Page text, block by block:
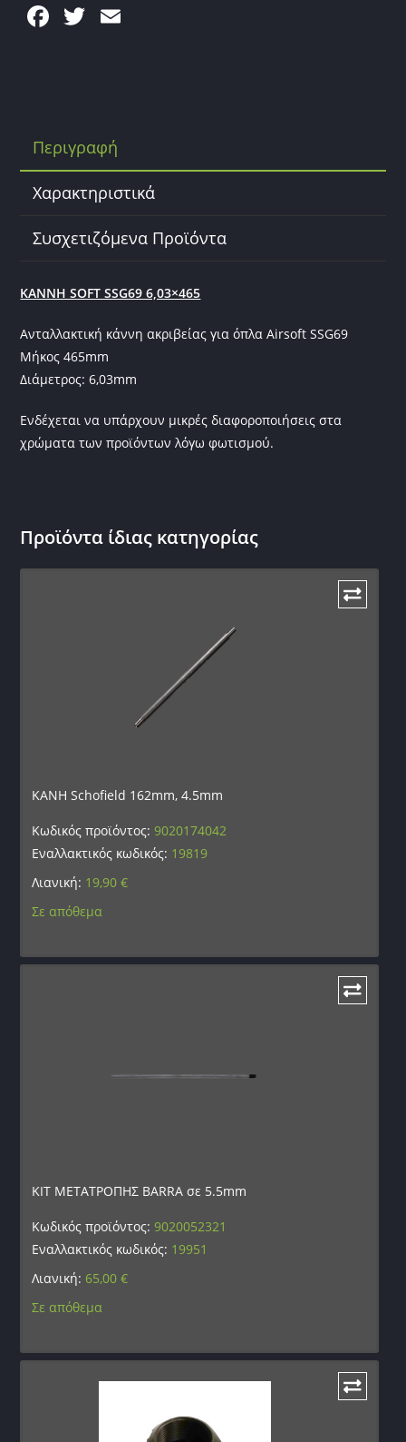
F
o
o
T
Περιγραφή
Χαρακτηριστικά
Συσχετιζόμενα Προϊόντα
ΚΑΝΝΗ SOFT SSG69 6,03×465
Ανταλλακτική κάννη ακριβείας για όπλα Airsoft SSG69
Μήκος 465mm
Διάμετρος: 6,03mm
Ενδέχεται να υπάρχουν μικρές διαφοροποιήσεις στα
χρώματα των προϊόντων λόγω φωτισμού.
Προϊόντα ίδιας κατηγορίας
KANH Schofield 162mm, 4.5mm
Κωδικός προϊόντος:9020174042
Εναλλακτικός κωδικός: 19819
Λιανική: 19,90€
Σε απόθεμα
ΚΙΤ ΜΕΤΑΤΡΟΠΗΣ BARRA σε 5.5mm
Κωδικός προϊόντος:9020052321
Εναλλακτικός κωδικός: 19951
Λιανική: 65,00€
Σε απόθεμα